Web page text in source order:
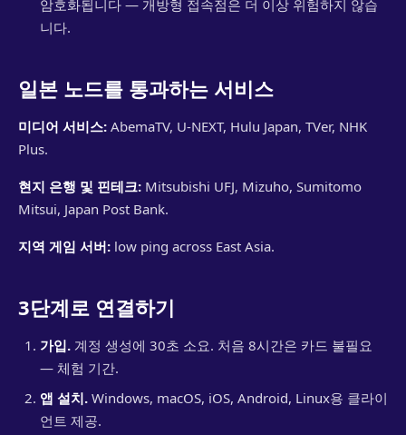
암호화됩니다 — 개방형 접속점은 더 이상 위험하지 않습
니다.
일본 노드를 통과하는 서비스
미디어 서비스: AbemaTV, U-NEXT, Hulu Japan, TVer, NHK
Plus.
현지 은행 및 핀테크: Mitsubishi UFJ, Mizuho, Sumitomo
Mitsui, Japan Post Bank.
지역 게임 서버: low ping across East Asia.
3단계로 연결하기
가입. 계정 생성에 30초 소요. 처음 8시간은 카드 불필요
— 체험 기간.
앱 설치. Windows, macOS, iOS, Android, Linux용 클라이
언트 제공.